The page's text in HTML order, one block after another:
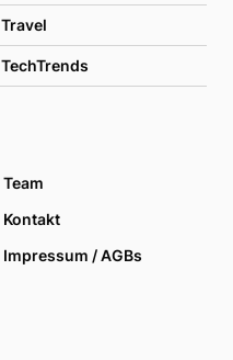
Travel
TechTrends
Team
Kontakt
Impressum / AGBs